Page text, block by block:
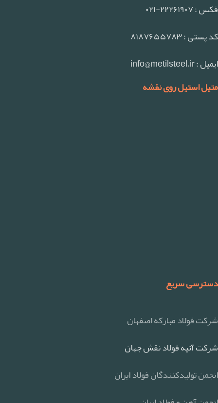
فکس : ۲۲۲۶۱۹۰۷-۰۲۱
کد پستی : ۸۱۸۷۶۵۵۷۸۳
ایمیل : info@metilsteel.ir
متیل استیل روی نقشه
دسترسی سریع
شرکت فولاد مبارکه اصفهان
شرکت آتیه فولاد نقش جهان
انجمن تولیدکنندگان فولاد ایران